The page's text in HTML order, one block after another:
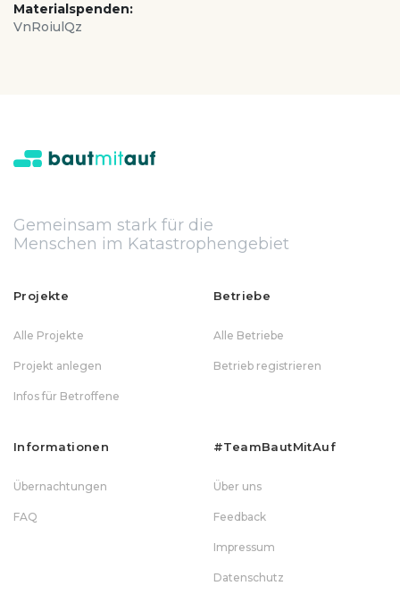
Materialspenden:
VnRoiulQz
Gemeinsam stark für die
Menschen im Katastrophengebiet
Projekte
Alle Projekte
Projekt anlegen
Infos für Betroffene
Betriebe
Alle Betriebe
Betrieb registrieren
Informationen
Übernachtungen
FAQ
#teamBautMitAuf
Über uns
Feedback
Impressum
Datenschutz